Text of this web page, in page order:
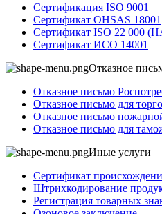
Сертификация ISO 9001
Сертификат OHSAS 18001
Сертификат ISO 22 000
Сертификат ИСО 14001
Отказное
Отказное письмо
Отказное письмо для
Отказное письмо
Отказное письмо для
Иные услуги
Сертификат
Штрихкодирование
Регистрация товарных